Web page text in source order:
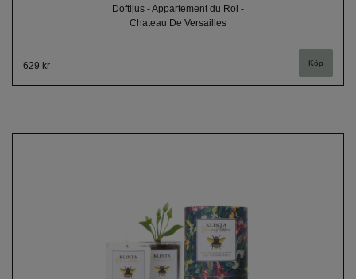
Doftljus - Appartement du Roi -
Chateau De Versailles
629 kr